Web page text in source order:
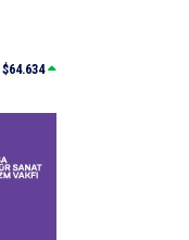
kadın ağır yaralandı
$64.634